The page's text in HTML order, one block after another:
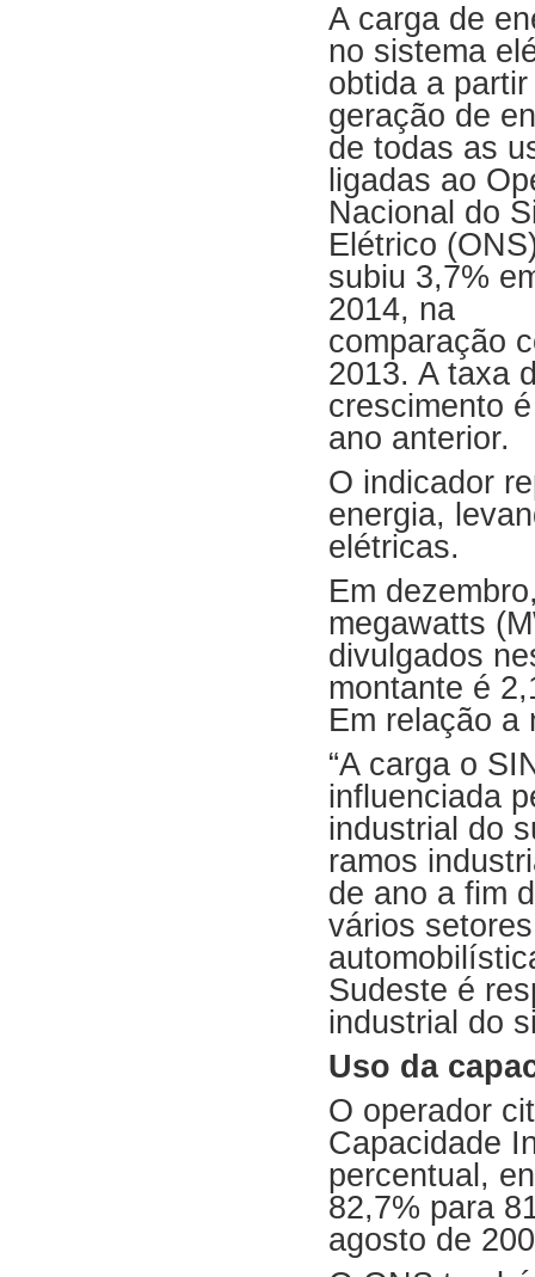
A carga de
no sistema
obtida a
geração de
de todas as
ligadas ao
Nacional do
Elétrico
subiu 3,7%
2014, na
comparação
2013. A taxa
crescimento
ano anterior.
O indicador
energia,
elétricas.
Em
megawatts
divulgados
montante é
Em relação a
“A carga o
influenciada
industrial do
ramos
de ano a fim
vários
Sudeste é
industrial do
Uso da
O operador
Capacidade
percentual,
82,7% para
agosto de